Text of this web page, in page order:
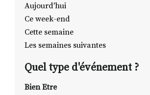
Aujourd'hui
Ce week-end
Cette semaine
Les semaines suivantes
Quel type d'événement ?
Bien Etre